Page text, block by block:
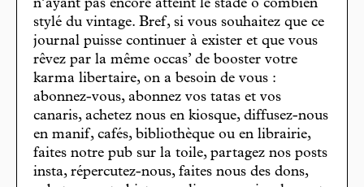
n’ayant pas encore atteint le stade ô combien
stylé du vintage. Bref, si vous souhaitez que ce
journal puisse continuer à exister et que vous
rêvez par la même occas’ de booster votre
karma libertaire, on a besoin de vous :
abonnez-vous, abonnez vos tatas et vos
canaris, achetez nous en kiosque, diffusez-nous
en manif, cafés, bibliothèque ou en librairie,
faites notre pub sur la toile, partagez nos posts
insta, répercutez-nous, faites nous des dons,